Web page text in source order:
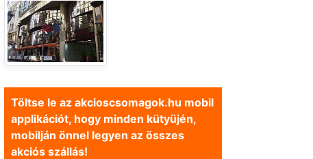
Töltse le az akcioscsomagok.hu mobil
applikációt, hogy minden kütyüjén,
mobilján önnel legyen az összes
akciós szállás!